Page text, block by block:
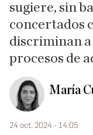
sugiere, sin
concertados
discriminan
procesos de
María
24 oct. 2024 - 14:05